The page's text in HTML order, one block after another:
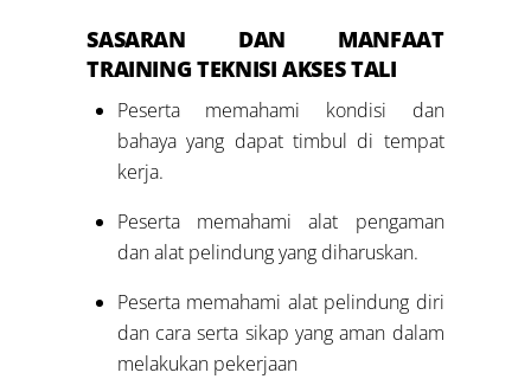
SASARAN DAN MANFAAT
TRAINING TEKNISI AKSES TALI
Peserta memahami kondisi dan
bahaya yang dapat timbul di tempat
kerja.
Peserta memahami alat pengaman
dan alat pelindung yang diharuskan.
Peserta memahami alat pelindung diri
dan cara serta sikap yang aman dalam
melakukan pekerjaan